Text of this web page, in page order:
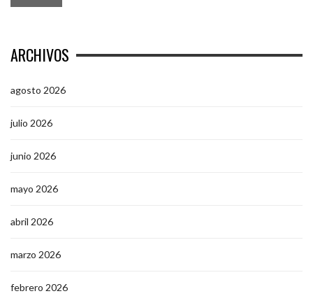
ARCHIVOS
agosto 2026
julio 2026
junio 2026
mayo 2026
abril 2026
marzo 2026
febrero 2026